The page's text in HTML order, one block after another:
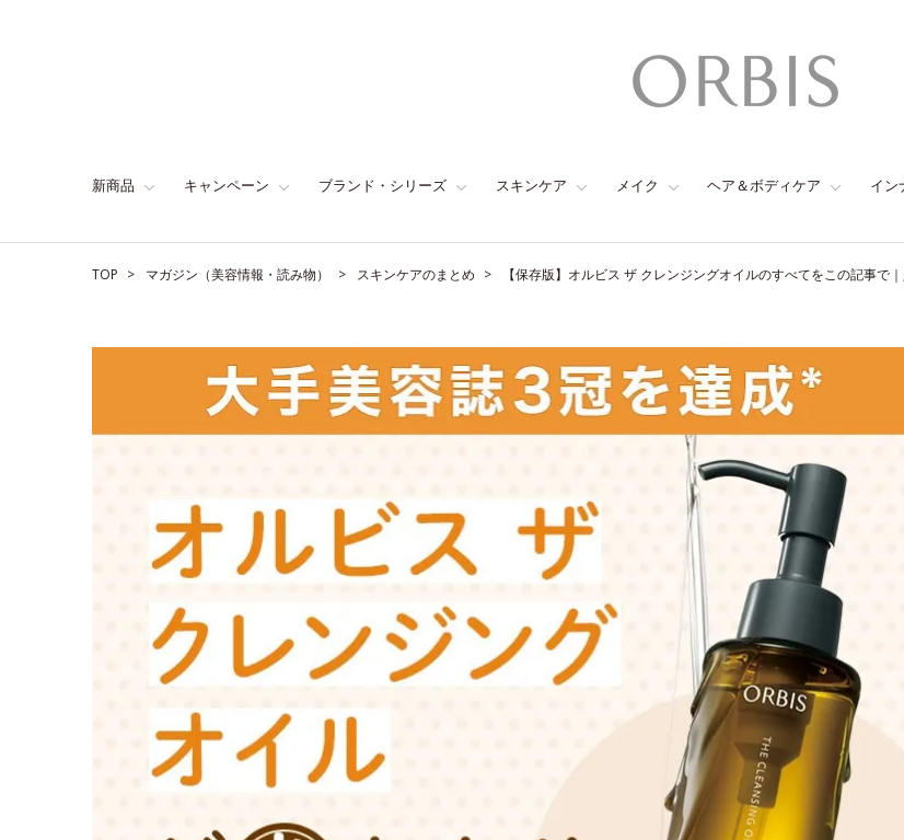
新商品 キャンペーン ブランド・シリーズ スキンケア メイク ヘア＆ボディケア イン
TOP マガジン（美容情報・読み物） スキンケアのまとめ 【保存版】オルビス ザ クレンジングオイルのすべてをこの記事で